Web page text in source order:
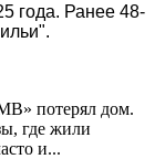
потерял дом.
где жили
и...
года. Ранее 48-